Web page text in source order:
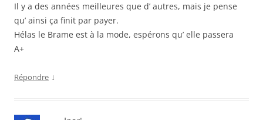
Il y a des années meilleures que d’ autres, mais je pense
qu’ ainsi ça finit par payer.
Hélas le Brame est à la mode, espérons qu’ elle passera
A+
Répondre ↓